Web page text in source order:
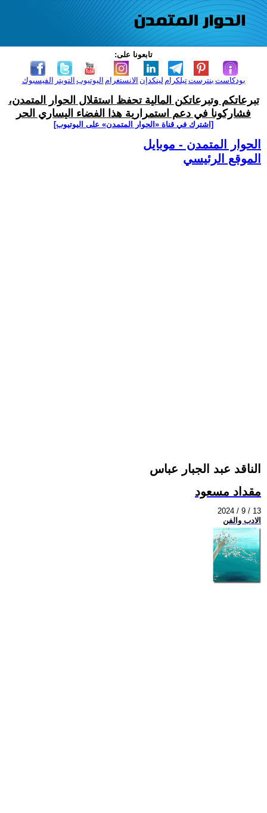
تابعونا على:
الفيسبوك التويتر اليوتيوب الانستغرام لينكدإن تيلكرامبنترست بودكاست
تبرعاتكم وتبرعاتكن المالية تحفظ استقلال الحوار المتمدن،
فشاركونا في دعم استمرارية هذا الفضاء اليساري الحر
[اشترك في قناة ‫«الحوار المتمدن» على اليوتيوب]
الحوار المتمدن - موبايل
الموقع الرئيسي
الناقد عبد الجبار عباس
مقداد مسعود
2024 / 9 / 13
الادب والفن